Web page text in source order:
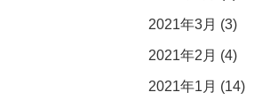
2021年3月 (3)
2021年2月 (4)
2021年1月 (14)